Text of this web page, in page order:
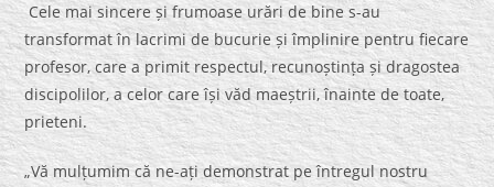
Cele mai sincere și frumoase urări de bine s-au
transformat în lacrimi de bucurie și împlinire pentru fiecare
profesor, care a primit respectul, recunoștința și dragostea
discipolilor, a celor care își văd maeștrii, înainte de toate,
prieteni.
„Vă mulțumim că ne-ați demonstrat pe întregul nostru